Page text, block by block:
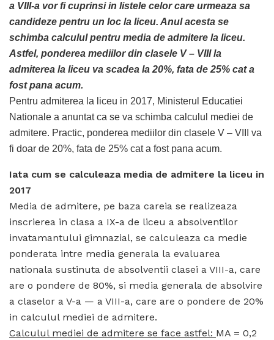
a VIII-a vor fi cuprinsi in listele celor care urmeaza sa
candideze pentru un loc la liceu. Anul acesta se
schimba calculul pentru media de admitere la liceu.
Astfel, ponderea mediilor din clasele V – VIII la
admiterea la liceu va scadea la 20%, fata de 25% cat a
fost pana acum.
Pentru admiterea la liceu in 2017, Ministerul Educatiei
Nationale a anuntat ca se va schimba calculul mediei de
admitere. Practic, ponderea mediilor din clasele V – VIII va
fi doar de 20%, fata de 25% cat a fost pana acum.
Iata cum se calculeaza media de admitere la liceu in
2017
Media de admitere, pe baza careia se realizeaza
inscrierea in clasa a IX-a de liceu a absolventilor
invatamantului gimnazial, se calculeaza ca medie
ponderata intre media generala la evaluarea
nationala sustinuta de absolventii clasei a VIII-a, care
are o pondere de 80%, si media generala de absolvire
a claselor a V-a — a VIII-a, care are o pondere de 20%
in calculul mediei de admitere.
Calculul mediei de admitere se face astfel: MA = 0,2